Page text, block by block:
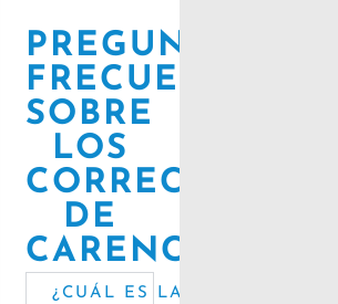
PREGUNTAS
FRECUENTES
SOBRE
LOS
CORRECTORES
DE
CARENCIAS
¿CUÁL ES LA